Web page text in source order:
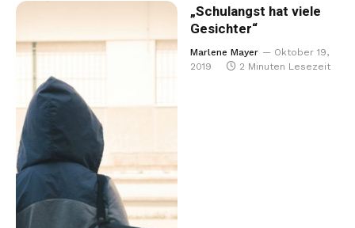
„Schulangst hat viele
Gesichter“
Marlene Mayer
Oktober 19,
2019
2 Minuten Lesezeit